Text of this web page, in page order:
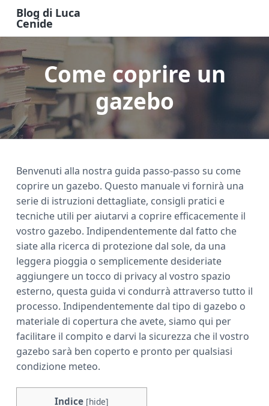
i
p
t
o
a
i
n
i
p
t
o
r
i
m
i
p
t
o
o
o
t
Blog di Luca
Cenide
o
g
d
i
c
a
e
n
i
Come coprire un
gazebo
Benvenuti alla nostra guida passo-passo su come
coprire un gazebo. Questo manuale vi fornirà una
serie di istruzioni dettagliate, consigli pratici e
tecniche utili per aiutarvi a coprire efficacemente il
vostro gazebo. Indipendentemente dal fatto che
siate alla ricerca di protezione dal sole, da una
leggera pioggia o semplicemente desideriate
aggiungere un tocco di privacy al vostro spazio
esterno, questa guida vi condurrà attraverso tutto il
processo. Indipendentemente dal tipo di gazebo o
materiale di copertura che avete, siamo qui per
facilitare il compito e darvi la sicurezza che il vostro
gazebo sarà ben coperto e pronto per qualsiasi
condizione meteo.
Indice [hide]